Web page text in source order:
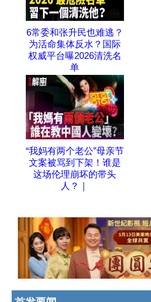
6常委和张升民也难逃？
为活命集体反水？国际
权威平台曝2026清洗名
单
“我妈有两个老公”母亲节
文案被骂到下架！谁是
这场伦理崩坏的带头
人？｜